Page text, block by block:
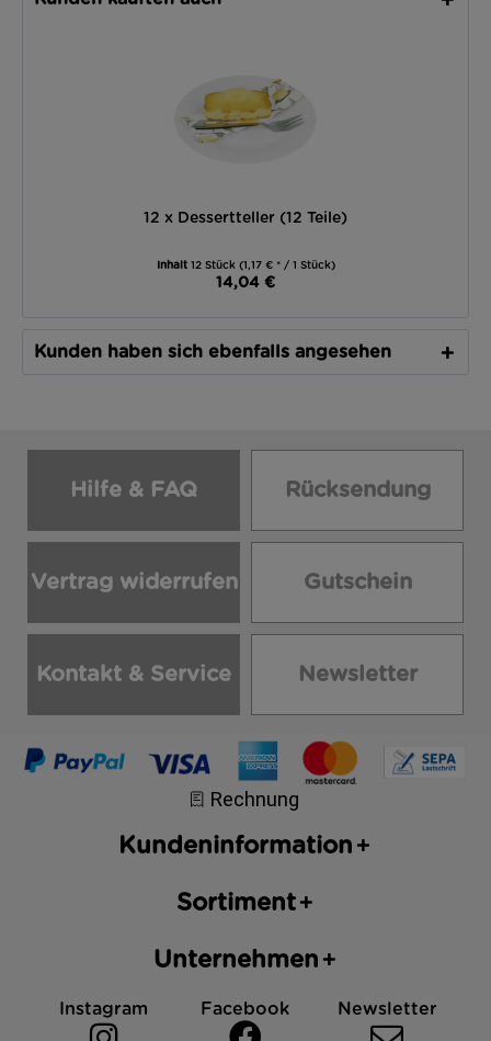
12 x Dessertteller (12 Teile)
Inhalt 12 Stück (1,17 € * / 1 Stück)
14,04 €
Kunden haben sich ebenfalls angesehen
Hilfe & FAQ Rücksendung
Vertrag widerrufen Gutschein
Kontakt & Service Newsletter
Kundeninformation
Sortiment
Unternehmen
Instagram Facebook Newsletter